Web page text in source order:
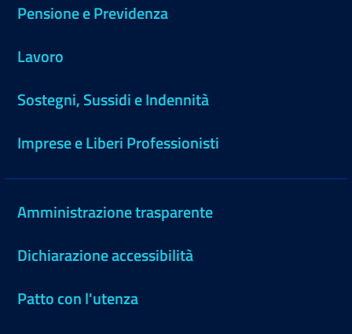
Pensione e Previdenza
Lavoro
Sostegni, Sussidi e Indennità
Imprese e Liberi Professionisti
Amministrazione trasparente
Dichiarazione accessibilità
Patto con l'utenza